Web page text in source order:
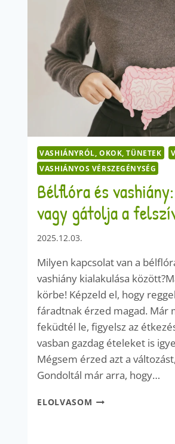
BŰNÖS!
VASHIÁNYRÓL, OKOK, TÜNETEK
VASHIÁNYOS VÉRSZEGÉNYSÉG
Bélflóra és
vagy gátolja a
2025.12.03.
Milyen kapcsolat van a
vashiány kialakulása
körbe! Képzeld el, hogy
fáradtnak érzed magad. Már
feküdtél le, figyelsz az
vasban gazdag ételeket is
Mégsem érzed azt a
Gondoltál már arra, hogy…
ELOLVASOM BÉLFLÓRA